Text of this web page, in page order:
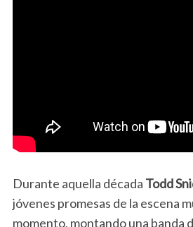
Durante aquella década Todd
jóvenes promesas de la escena
momento, montando una banda